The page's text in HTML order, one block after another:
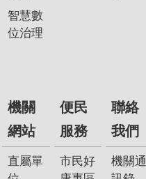
政
府
資
抗
旱
節
智慧數
位治理
機關
網站
直屬單
便民
服務
市民好
聯絡
我們
機關通